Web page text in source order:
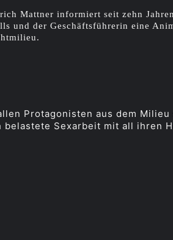
Mattner informiert seit zehn
und der Geschäftsführerin eine
Protagonisten aus dem
Sexarbeit mit all ihren